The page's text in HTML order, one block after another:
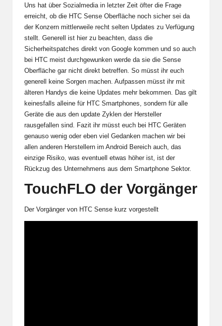
Uns hat über Sozialmedia in letzter Zeit öfter die Frage
erreicht, ob die HTC Sense Oberfläche noch sicher sei da
der Konzern mittlerweile recht selten Updates zu Verfügung
stellt. Generell ist hier zu beachten, dass die
Sicherheitspatches direkt von Google kommen und so auch
bei HTC meist durchgewunken werde da sie die Sense
Oberfläche gar nicht direkt betreffen. So müsst ihr euch
generell keine Sorgen machen. Aufpassen müsst ihr mit
älteren Handys die keine Updates mehr bekommen. Das gilt
keinesfalls alleine für HTC Smartphones, sondern für alle
Geräte die aus den update Zyklen der Hersteller
rausgefallen sind. Fazit ihr müsst euch bei HTC Geräten
genauso wenig oder eben viel Gedanken machen wir bei
allen anderen Herstellern im Android Bereich auch, das
einzige Risiko, was eventuell etwas höher ist, ist der
Rückzug des Unternehmens aus dem Smartphone Sektor.
TouchFLO der Vorgänger
Der Vorgänger von HTC Sense kurz vorgestellt